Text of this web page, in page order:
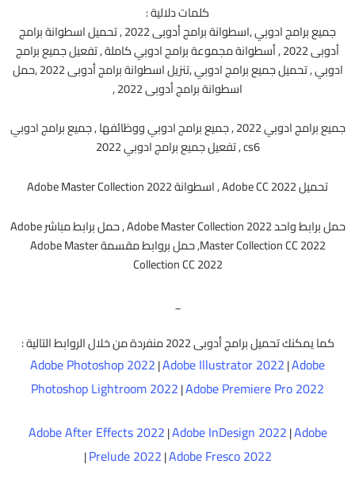
كلمات دلالية :
جميع برامج ادوبي ,اسطوانة برامج أدوبى 2022 , تحميل اسطوانة برامج
أدوبى 2022 , أسطوانة مجموعة برامج ادوبي كاملة , تفعيل جميع برامج
ادوبي , تحميل جميع برامج ادوبي ,تنزيل اسطوانة برامج أدوبى 2022 ,حمل
اسطوانة برامج أدوبى 2022 ,
جميع برامج ادوبي 2022 , جميع برامج ادوبي ووظائفها , جميع برامج ادوبي
cs6 , تفعيل جميع برامج ادوبي 2022
تحميل Adobe CC 2022 , اسطوانة Adobe Master Collection 2022
حمل برابط واحد Adobe Master Collection 2022 , حمل برابط مباشر Adobe
Master Collection CC 2022, حمل بروابط مقسمة Adobe Master
Collection CC 2022
_
كما يمكنك تحميل برامج أدوبى 2022 منفردة من خلال الروابط التالية :
Adobe Photoshop 2022|Adobe Illustrator 2022|Adobe
Photoshop Lightroom 2022|Adobe Premiere Pro 2022
Adobe After Effects 2022|Adobe InDesign 2022|Adobe
Prelude 2022|Adobe Fresco 2022
|